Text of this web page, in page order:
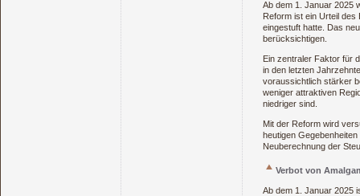
Ab dem 1. Januar 2025
Reform ist ein Urteil
eingestuft hatte. Das
berücksichtigen.
Ein zentraler Faktor für
in den letzten
voraussichtlich stärker
weniger attraktiven
niedriger sind.
Mit der Reform wird
heutigen
Neuberechnung der
Verbot von
Ab dem 1. Januar 2025